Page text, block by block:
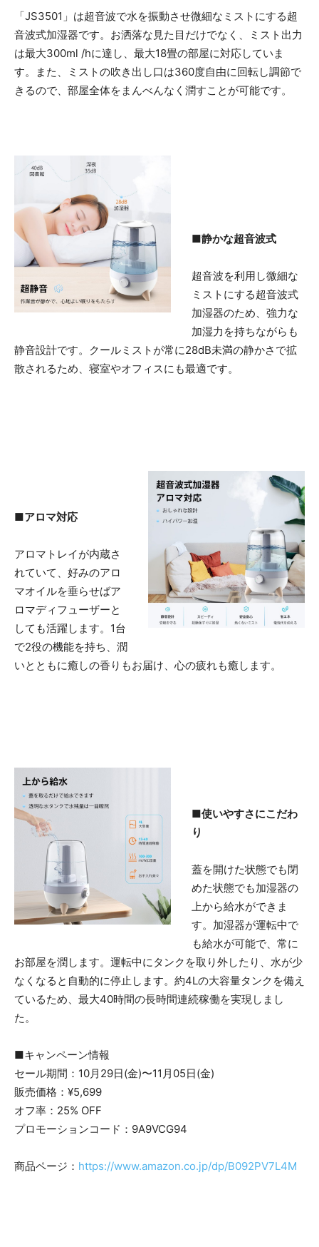
「JS3501」は超音波で水を振動させ微細なミストにする超
音波式加湿器です。お洒落な見た目だけでなく、ミスト出力
は最大300ml /hに達し、最大18畳の部屋に対応していま
す。また、ミストの吹き出し口は360度自由に回転し調節で
きるので、部屋全体をまんべんなく潤すことが可能です。
■静かな超音波式
超音波を利用し微細な
ミストにする超音波式
加湿器のため、強力な
加湿力を持ちながらも
静音設計です。クールミストが常に28dB未満の静かさで拡
散されるため、寝室やオフィスにも最適です。
■アロマ対応
アロマトレイが内蔵さ
れていて、好みのアロ
マオイルを垂らせばア
ロマディフューザーと
しても活躍します。1台
で2役の機能を持ち、潤
いとともに癒しの香りもお届け、心の疲れも癒します。
■使いやすさにこだわ
り
蓋を開けた状態でも閉
めた状態でも加湿器の
上から給水ができま
す。加湿器が運転中で
も給水が可能で、常に
お部屋を潤します。運転中にタンクを取り外したり、水が少
なくなると自動的に停止します。約4Lの大容量タンクを備え
ているため、最大40時間の長時間連続稼働を実現しまし
た。
■キャンペーン情報
セール期間：10月29日(金)〜11月05日(金)
販売価格：¥5,699
オフ率：25% OFF
プロモーションコード：9A9VCG94
商品ページ： https://www.amazon.co.jp/dp/B092PV7L4M